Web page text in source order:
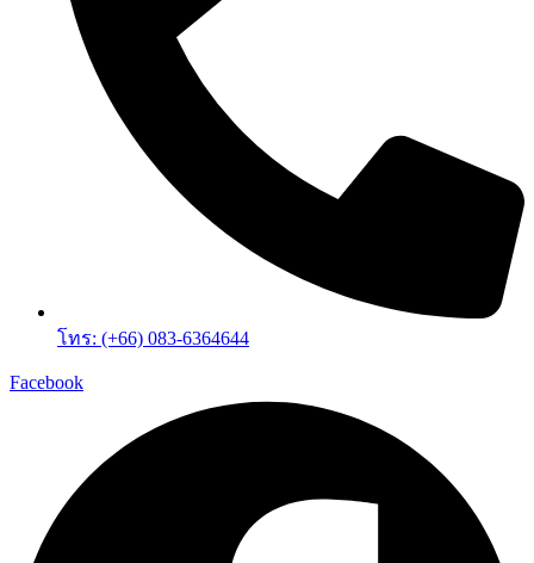
โทร: (+66) 083-6364644
Facebook